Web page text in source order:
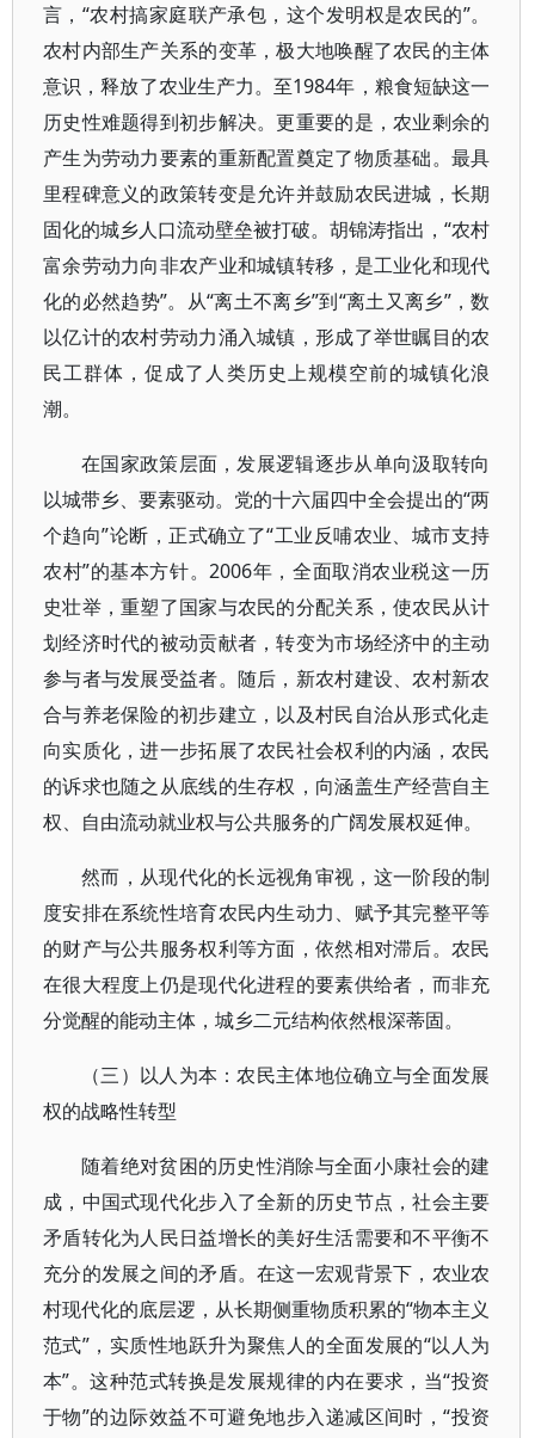
言，“农村搞家庭联产承包，这个发明权是农民的”。
农村内部生产关系的变革，极大地唤醒了农民的主体
意识，释放了农业生产力。至1984年，粮食短缺这一
历史性难题得到初步解决。更重要的是，农业剩余的
产生为劳动力要素的重新配置奠定了物质基础。最具
里程碑意义的政策转变是允许并鼓励农民进城，长期
固化的城乡人口流动壁垒被打破。胡锦涛指出，“农村
富余劳动力向非农产业和城镇转移，是工业化和现代
化的必然趋势”。从“离土不离乡”到“离土又离乡”，数
以亿计的农村劳动力涌入城镇，形成了举世瞩目的农
民工群体，促成了人类历史上规模空前的城镇化浪
潮。
在国家政策层面，发展逻辑逐步从单向汲取转向
以城带乡、要素驱动。党的十六届四中全会提出的“两
个趋向”论断，正式确立了“工业反哺农业、城市支持
农村”的基本方针。2006年，全面取消农业税这一历
史壮举，重塑了国家与农民的分配关系，使农民从计
划经济时代的被动贡献者，转变为市场经济中的主动
参与者与发展受益者。随后，新农村建设、农村新农
合与养老保险的初步建立，以及村民自治从形式化走
向实质化，进一步拓展了农民社会权利的内涵，农民
的诉求也随之从底线的生存权，向涵盖生产经营自主
权、自由流动就业权与公共服务的广阔发展权延伸。
然而，从现代化的长远视角审视，这一阶段的制
度安排在系统性培育农民内生动力、赋予其完整平等
的财产与公共服务权利等方面，依然相对滞后。农民
在很大程度上仍是现代化进程的要素供给者，而非充
分觉醒的能动主体，城乡二元结构依然根深蒂固。
（三）以人为本：农民主体地位确立与全面发展
权的战略性转型
随着绝对贫困的历史性消除与全面小康社会的建
成，中国式现代化步入了全新的历史节点，社会主要
矛盾转化为人民日益增长的美好生活需要和不平衡不
充分的发展之间的矛盾。在这一宏观背景下，农业农
村现代化的底层逻，从长期侧重物质积累的“物本主义
范式”，实质性地跃升为聚焦人的全面发展的“以人为
本”。这种范式转换是发展规律的内在要求，当“投资
于物”的边际效益不可避免地步入递减区间时，“投资